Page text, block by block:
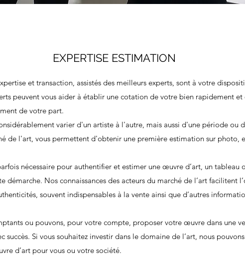
EXPERTISE ESTIMATION
et transaction, assistés des meilleurs experts, sont à votre
peuvent vous aider à établir une cotation de votre bien rapidement
de votre part.
varier d'un artiste à l'autre, mais aussi d'une période ou
de l'art, vous permettent d'obtenir une première estimation sur photo,
nécessaire pour authentifier et estimer une œuvre d’art, un tableau
démarche. Nos connaissances des acteurs du marché de l’art facilitent
souvent indispensables à la vente ainsi que d’autres
ou pouvons, pour votre compte, proposer votre œuvre dans une
succès. Si vous souhaitez investir dans le domaine de l’art, nous
d’art pour vous ou votre société.